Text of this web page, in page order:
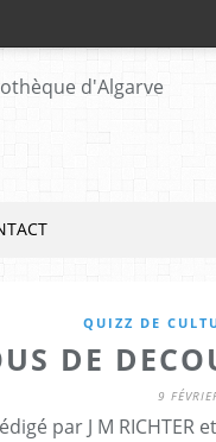
QUIZZ DE
DE
9
par J M